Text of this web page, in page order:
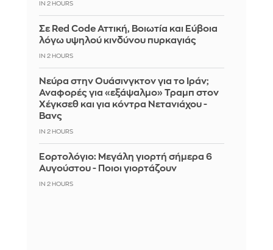
IN 2 HOURS
Σε Red Code Αττική, Βοιωτία και Εύβοια
λόγω υψηλού κινδύνου πυρκαγιάς
IN 2 HOURS
Νεύρα στην Ουάσινγκτον για το Ιράν;
Αναφορές για «εξάψαλμο» Τραμπ στον
Χέγκσεθ και για κόντρα Νετανιάχου -
Βανς
IN 2 HOURS
Εορτολόγιο: Μεγάλη γιορτή σήμερα 6
Αυγούστου - Ποιοι γιορτάζουν
IN 2 HOURS